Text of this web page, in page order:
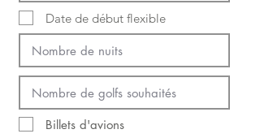
Date de début flexible
Billets d'avions